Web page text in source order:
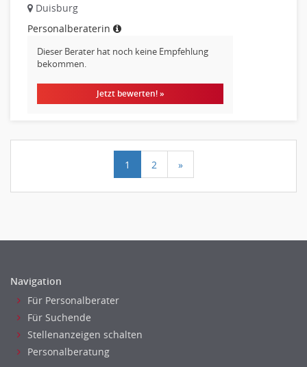
Duisburg
Personalberaterin
Dieser Berater hat noch keine Empfehlung
bekommen.
Jetzt bewerten! »
1 2 »
Navigation
Für Personalberater
Für Suchende
Stellenanzeigen schalten
Personalberatung